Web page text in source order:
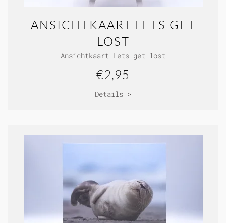
ANSICHTKAART LETS GET
LOST
Ansichtkaart Lets get lost
€2,95
Details >